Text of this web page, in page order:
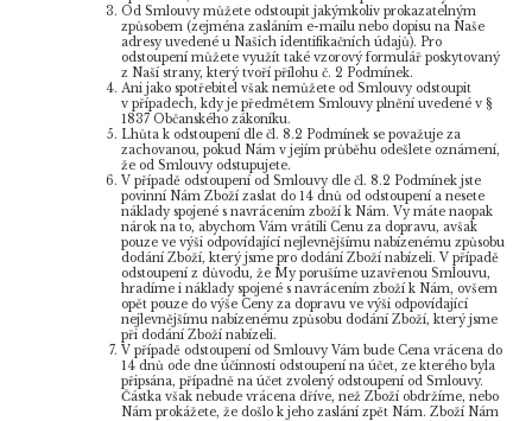
Od Smlouvy můžete odstoupit jakýmkoliv prokazatelným
způsobem (zejména zasláním e-mailu nebo dopisu na Naše
adresy uvedené u Našich identifikačních údajů). Pro
odstoupení můžete využít také vzorový formulář poskytovaný
z Naší strany, který tvoří přílohu č. 2 Podmínek.
Ani jako spotřebitel však nemůžete od Smlouvy odstoupit
v případech, kdy je předmětem Smlouvy plnění uvedené v §
1837 Občanského zákoníku.
Lhůta k odstoupení dle čl. 8.2 Podmínek se považuje za
zachovanou, pokud Nám v jejím průběhu odešlete oznámení,
že od Smlouvy odstupujete.
V případě odstoupení od Smlouvy dle čl. 8.2 Podmínek jste
povinní Nám Zboží zaslat do 14 dnů od odstoupení a nesete
náklady spojené s navrácením zboží k Nám. Vy máte naopak
nárok na to, abychom Vám vrátili Cenu za dopravu, avšak
pouze ve výši odpovídající nejlevnějšímu nabízenému způsobu
dodání Zboží, který jsme pro dodání Zboží nabízeli. V případě
odstoupení z důvodu, že My porušíme uzavřenou Smlouvu,
hradíme i náklady spojené s navrácením zboží k Nám, ovšem
opět pouze do výše Ceny za dopravu ve výši odpovídající
nejlevnějšímu nabízenému způsobu dodání Zboží, který jsme
při dodání Zboží nabízeli.
V případě odstoupení od Smlouvy Vám bude Cena vrácena do
14 dnů ode dne účinnosti odstoupení na účet, ze kterého byla
připsána, případně na účet zvolený odstoupení od Smlouvy.
Částka však nebude vrácena dříve, než Zboží obdržíme, nebo
Nám prokážete, že došlo k jeho zaslání zpět Nám. Zboží Nám